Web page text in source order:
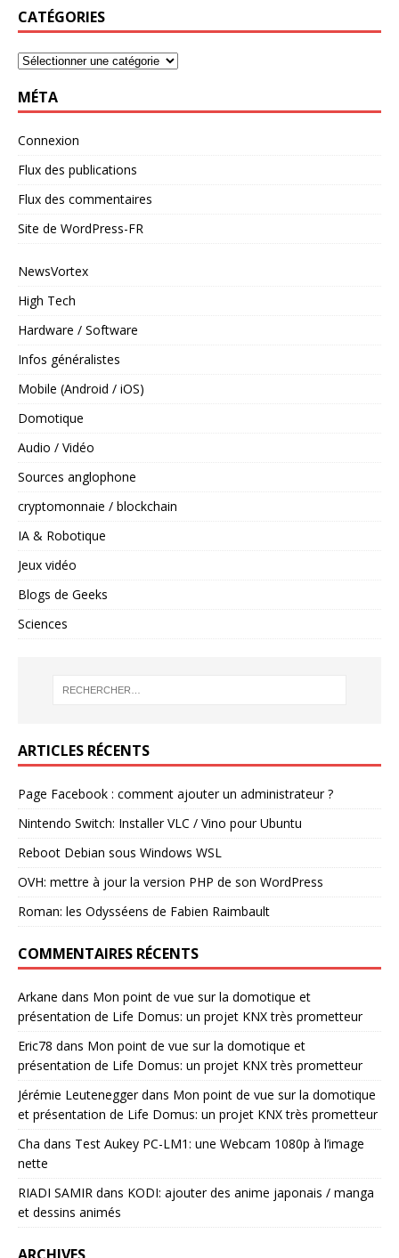
CATÉGORIES
MÉTA
Connexion
Flux des publications
Flux des commentaires
Site de WordPress-FR
NewsVortex
High Tech
Hardware / Software
Infos généralistes
Mobile (Android / iOS)
Domotique
Audio / Vidéo
Sources anglophone
cryptomonnaie / blockchain
IA & Robotique
Jeux vidéo
Blogs de Geeks
Sciences
ARTICLES RÉCENTS
Page Facebook : comment ajouter un administrateur ?
Nintendo Switch: Installer VLC / Vino pour Ubuntu
Reboot Debian sous Windows WSL
OVH: mettre à jour la version PHP de son WordPress
Roman: les Odysséens de Fabien Raimbault
COMMENTAIRES RÉCENTS
Arkane dans Mon point de vue sur la domotique et
présentation de Life Domus: un projet KNX très prometteur
Eric78 dans Mon point de vue sur la domotique et
présentation de Life Domus: un projet KNX très prometteur
Jérémie Leuteneggerdans Mon point de vue sur la domotique
et présentation de Life Domus: un projet KNX très prometteur
Cha dans Test Aukey PC-LM1: une Webcam 1080p à l’image
nette
RIADI SAMIR dans KODI: ajouter des anime japonais / manga
et dessins animés
ARCHIVES